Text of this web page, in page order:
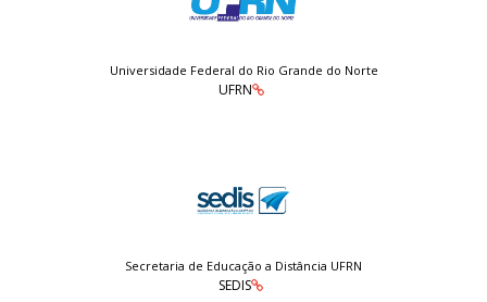
Universidade Federal do Rio Grande do Norte
UFRN
Secretaria de Educação a Distância UFRN
SEDIS